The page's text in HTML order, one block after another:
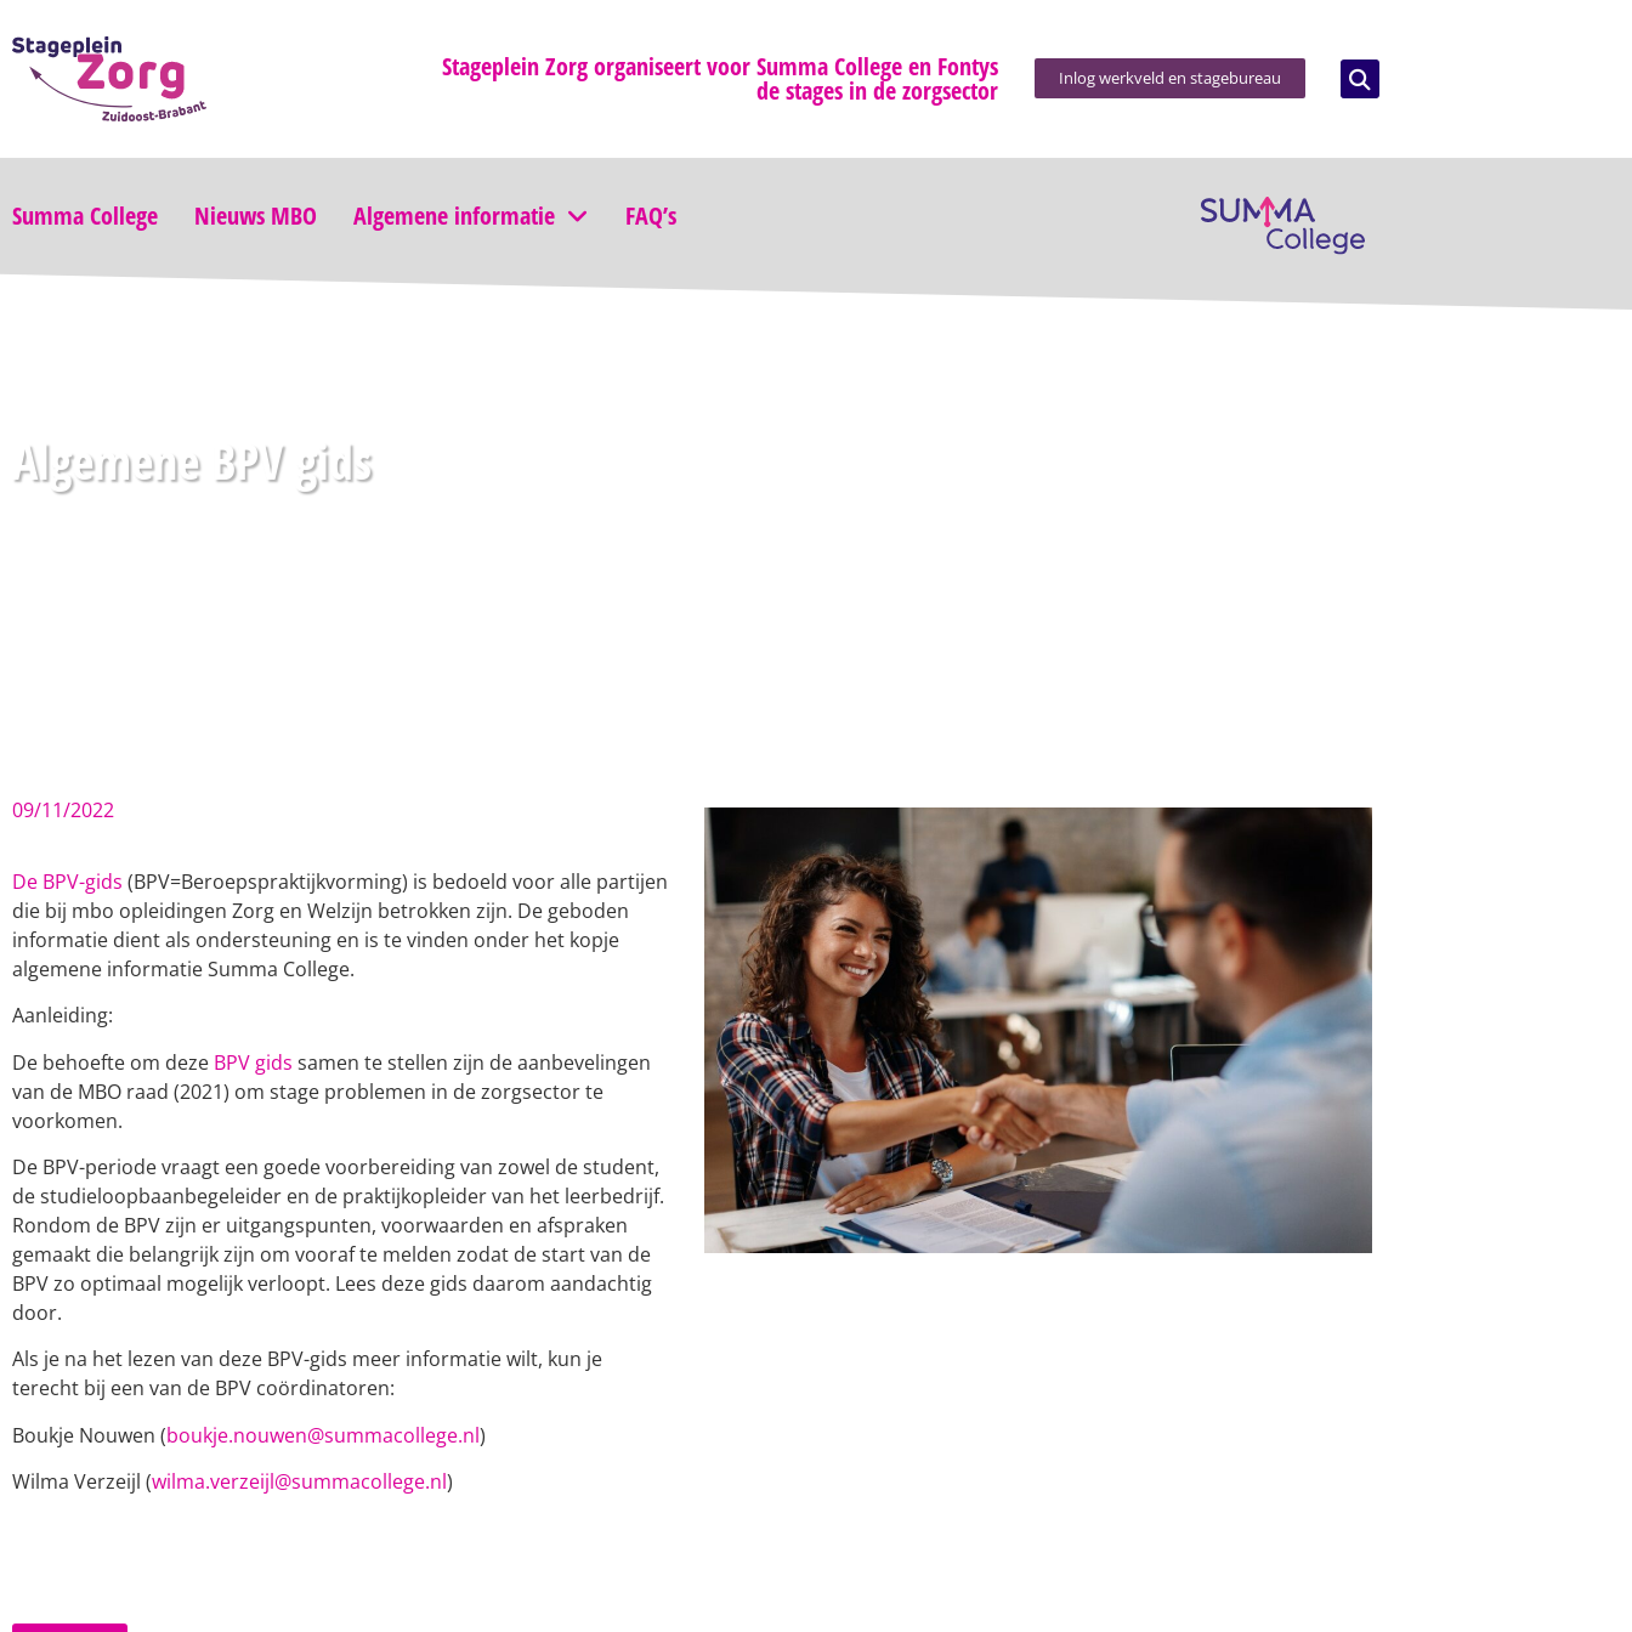
Stageplein Zorg organiseert voor Summa College en Fontys
de stages in de zorgsector Inlog werkveld en stagebureau
Summa College Nieuws MBO Algemene informatie FAQ’s
Algemene BPV gids
09/11/2022
De BPV-gids (BPV=Beroepspraktijkvorming) is bedoeld voor alle partijen
die bij mbo opleidingen Zorg en Welzijn betrokken zijn. De geboden
informatie dient als ondersteuning en is te vinden onder het kopje
algemene informatie Summa College.
Aanleiding:
De behoefte om deze BPV gids samen te stellen zijn de aanbevelingen
van de MBO raad (2021) om stage problemen in de zorgsector te
voorkomen.
De BPV-periode vraagt een goede voorbereiding van zowel de student,
de studieloopbaanbegeleider en de praktijkopleider van het leerbedrijf.
Rondom de BPV zijn er uitgangspunten, voorwaarden en afspraken
gemaakt die belangrijk zijn om vooraf te melden zodat de start van de
BPV zo optimaal mogelijk verloopt. Lees deze gids daarom aandachtig
door.
Als je na het lezen van deze BPV-gids meer informatie wilt, kun je
terecht bij een van de BPV coördinatoren:
Boukje Nouwen (boukje.nouwen@summacollege.nl)
Wilma Verzeijl (wilma.verzeijl@summacollege.nl)